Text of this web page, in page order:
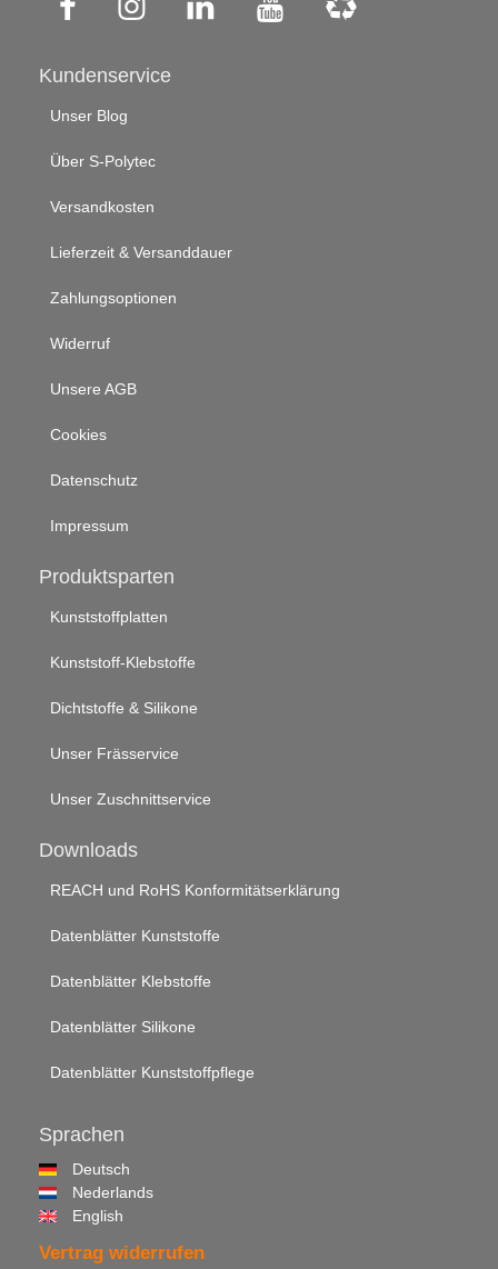
Kundenservice
Unser Blog
Über S-Polytec
Versandkosten
Lieferzeit & Versanddauer
Zahlungsoptionen
Widerruf
Unsere AGB
Cookies
Datenschutz
Impressum
Produktsparten
Kunststoffplatten
Kunststoff-Klebstoffe
Dichtstoffe & Silikone
Unser Frässervice
Unser Zuschnittservice
Downloads
REACH und RoHS Konformitätserklärung
Datenblätter Kunststoffe
Datenblätter Klebstoffe
Datenblätter Silikone
Datenblätter Kunststoffpflege
Sprachen
Deutsch
Nederlands
English
Vertrag widerrufen